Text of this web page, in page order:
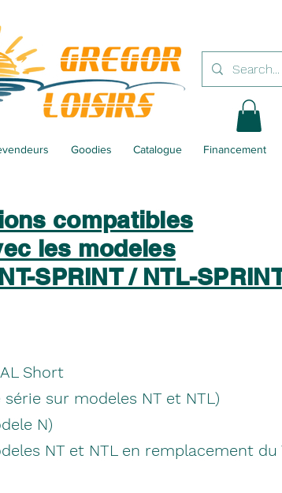
Goodies Catalogue Financement
compatibles
les modeles
SPRINT / NTL-
Short
sur modeles NT et NTL)
N)
NT et NTL en remplacement du